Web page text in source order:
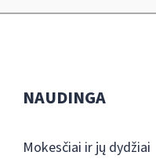
NAUDINGA
Mokesčiai ir jų dydžiai